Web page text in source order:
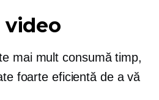
video
mai multconsumă timp,
foarte eficientă de a vă